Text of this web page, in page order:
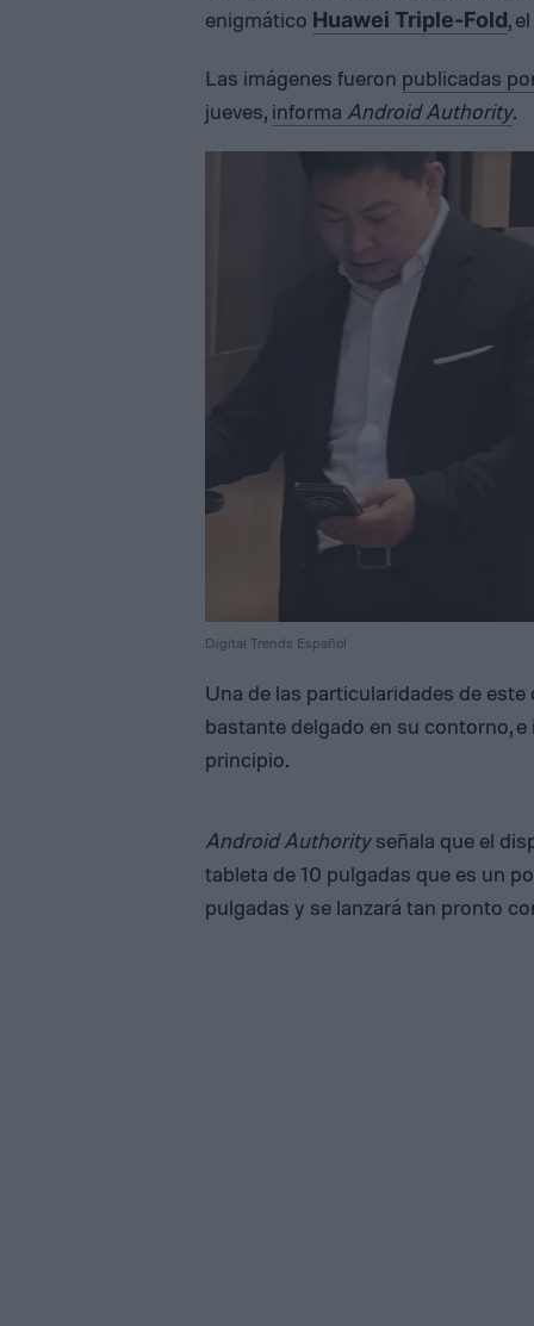
enigmático Huawei Triple-Fold,
Las imágenes fueron publicadas
jueves, informa Android Authority.
Digital Trends Español
Una de las particularidades de
bastante delgado en su contorno,
principio.
Android Authorityseñala que el
tableta de 10 pulgadas que es un
pulgadas y se lanzará tan pronto